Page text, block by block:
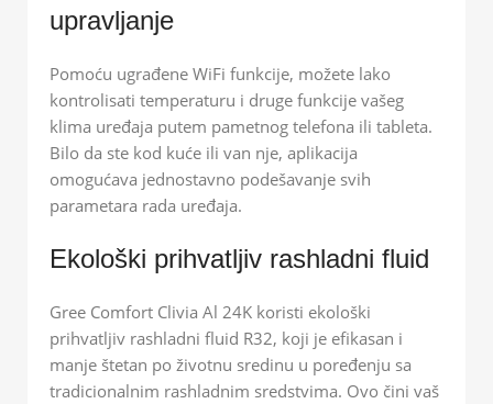
upravljanje
Pomoću ugrađene WiFi funkcije, možete lako
kontrolisati temperaturu i druge funkcije vašeg
klima uređaja putem pametnog telefona ili tableta.
Bilo da ste kod kuće ili van nje, aplikacija
omogućava jednostavno podešavanje svih
parametara rada uređaja.
Ekološki prihvatljiv rashladni fluid
Gree Comfort Clivia Al 24K koristi ekološki
prihvatljiv rashladni fluid R32, koji je efikasan i
manje štetan po životnu sredinu u poređenju sa
tradicionalnim rashladnim sredstvima. Ovo čini vaš